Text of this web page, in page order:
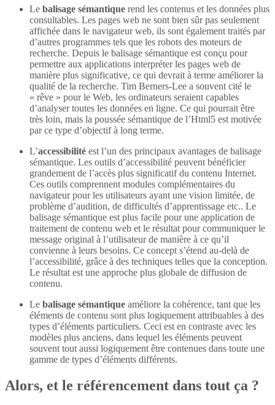
Le balisage sémantique rend les contenus et les données plus
consultables. Les pages web ne sont bien sûr pas seulement
affichée dans le navigateur web, ils sont également traités par
d’autres programmes tels que les robots des moteurs de
recherche. Depuis le balisage sémantique est conçu pour
permettre aux applications interpréter les pages web de
manière plus significative, ce qui devrait à terme améliorer la
qualité de la recherche. Tim Berners-Lee a souvent cité le
« rêve » pour le Web, les ordinateurs seraient capables
d’analyser toutes les données en ligne. Ce qui pourrait être
très loin, mais la poussée sémantique de l’Html5 est motivée
par ce type d’objectif à long terme.
L’accessibilité est l’un des principaux avantages de balisage
sémantique. Les outils d’accessibilité peuvent bénéficier
grandement de l’accès plus significatif du contenu Internet.
Ces outils comprennent modules complémentaires du
navigateur pour les utilisateurs ayant une vision limitée, de
problème d’audition, de difficultés d’apprentissage etc.. Le
balisage sémantique est plus facile pour une application de
traitement de contenu web et le résultat pour communiquer le
message original à l’utilisateur de manière à ce qu’il
convienne à leurs besoins. Ce concept s’étend au-delà de
l’accessibilité, grâce à des techniques telles que la conception.
Le résultat est une approche plus globale de diffusion de
contenu.
Le balisage sémantique améliore la cohérence, tant que les
éléments de contenu sont plus logiquement attribuables à des
types d’éléments particuliers. Ceci est en contraste avec les
modèles plus anciens, dans lequel les éléments peuvent
souvent tout aussi logiquement être contenues dans toute une
gamme de types d’éléments différents.
Alors, et le référencement dans tout ça ?